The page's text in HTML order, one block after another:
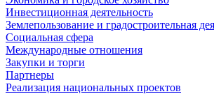
Инвестиционная деятельность
Землепользование и градостроительная
Социальная сфера
Международные отношения
Закупки и торги
Партнеры
Реализация национальных проектов